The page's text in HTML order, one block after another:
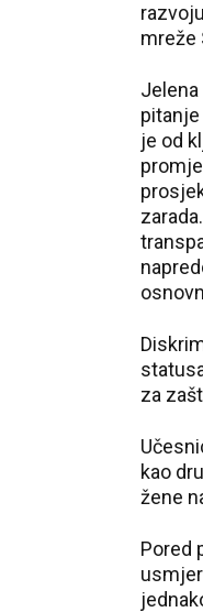
mreže
je od
za
kao
žene
Pored